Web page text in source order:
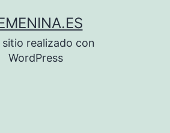
realizado con
WordPress